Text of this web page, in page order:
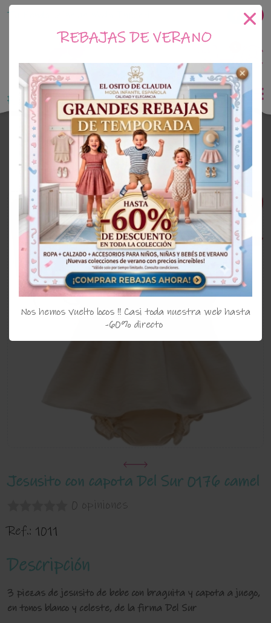
El Osito de Claudia
Tu tienda online de Moda Infantil
0€
Outlet Niña
OUTLET
Jesusito con capota Del Sur 0176 camel
0 opiniones
Ref.: 1011
Descripción
3 piezas de jesusito de bebe con braguita y capota a juego,
en tonos blanco y celeste, de la firma Del Sur
REBAJAS DE VERANO
Nos hemos vuelto locos !! Casi toda nuestra web hasta
-60% directo